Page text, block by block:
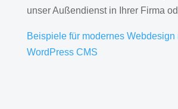
unser Außendienst in Ihrer Firma
Beispiele für modernes Webdesign
WordPress CMS